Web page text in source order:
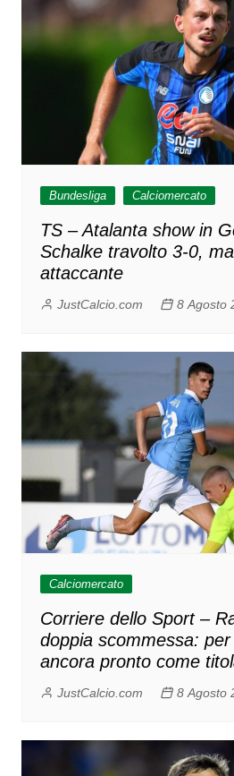
Bundesliga Calciomercato
TS – Atalanta show in
Schalke travolto 3-0,
attaccante
JustCalcio.com 8 Agosto
Calciomercato
Corriere dello Sport –
doppia scommessa:
ancora pronto come
JustCalcio.com 8 Agosto